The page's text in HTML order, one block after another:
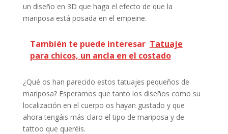
un diseño en 3D que haga el efecto de que la
mariposa está posada en el empeine.
También te puede interesar Tatuaje
para chicos, un ancla en el costado
¿Qué os han parecido estos tatuajes pequeños de
mariposa? Esperamos que tanto los diseños como su
localización en el cuerpo os hayan gustado y que
ahora tengáis más claro el tipo de mariposa y de
tattoo que queréis.